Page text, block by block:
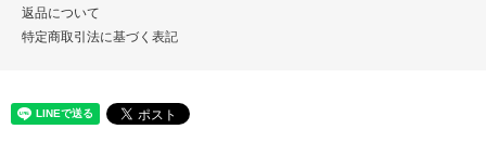
返品について
特定商取引法に基づく表記